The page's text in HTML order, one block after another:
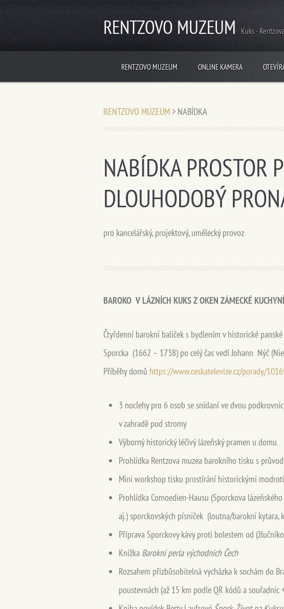
RENTZOVO MUZEUM Kuks -
RENTZOVO MUZEUM ONLINE KAMERA
RENTZOVO MUZEUM > NABÍDKA
NABÍDKA PROSTOR
DLOUHODOBÝ
pro kancelářský, projektový, umělecký provoz
BAROKO V LÁZNÍCH KUKS Z OKEN ZÁMECKÉ
Čtyřdenní barokní balíček s bydlením v historické
Sporcka (1662 – 1738) po celý čas vedl Johann Nýč
Příběhy domů https://www.ceskatelevize.cz/porady/
3 noclehy pro 6 osob se snídaní ve dvou
v zahradě pod stromy
Výborný historický léčivý lázeňský pramen u domu
Prohlídka Rentzova muzea barokního tisku s
Mini workshop tisku prostírání historickými
Prohlídka Comoedien-Hausu (Sporckova
aj.) sporckovských písniček (loutna/barokní kytara,
Příprava Sporckovy kávy proti bolestem od
Knížka Barokní perla východních Čech
Rozsahem přizbůsobitelná vycházka k sochám do
poustevnách (až 15 km podle QR kódů a souřadnic